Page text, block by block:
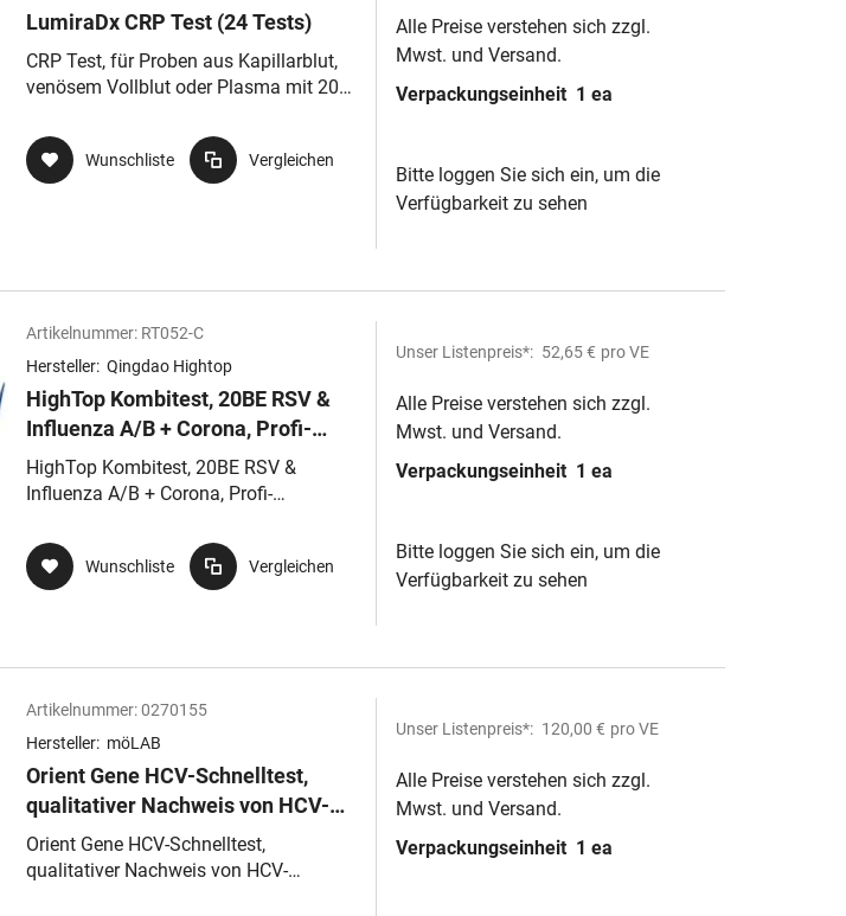
LumiraDx CRP Test (24 Tests)
CRP Test, für Proben aus Kapillarblut,
venösem Vollblut oder Plasma mit 20µl
Wunschliste Vergleichen
Alle Preise verstehen sich zzgl.
Mwst. und Versand.
Verpackungseinheit 1 ea
Bitte loggen Sie sich ein, um die
Verfügbarkeit zu sehen
Artikelnummer: RT052-C
Hersteller: Qingdao Hightop
HighTop Kombitest, 20BE RSV &
Influenza A/B + Corona, Profi-
Schnelltest (Naso- &
Oropharyngeal)
HighTop Kombitest, 20BE RSV &
Influenza A/B + Corona, Profi-
Wunschliste Vergleichen
Unser Listenpreis*: 52,65 € pro VE
Alle Preise verstehen sich zzgl.
Mwst. und Versand.
Verpackungseinheit 1 ea
Bitte loggen Sie sich ein, um die
Verfügbarkeit zu sehen
Artikelnummer:0270155
Hersteller: möLAB
Orient Gene HCV-Schnelltest,
qualitativer Nachweis von HCV-
spezifischen Antikörpern, 25
Testkassetten
Orient Gene HCV-Schnelltest,
qualitativer Nachweis von HCV-
Unser Listenpreis*: 120,00 € pro VE
Alle Preise verstehen sich zzgl.
Mwst. und Versand.
Verpackungseinheit 1 ea